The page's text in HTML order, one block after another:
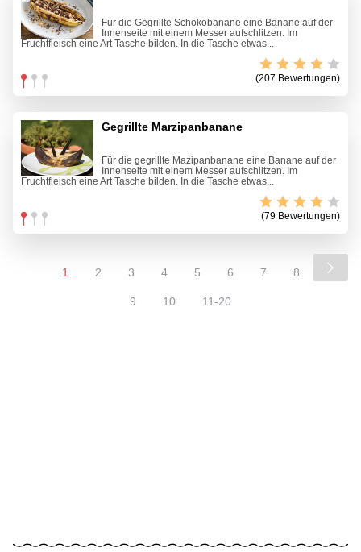
Für die Gegrillte Schokobanane eine Banane auf der
Innenseite mit einem Messer aufschlitzen. Im
Fruchtfleisch eine Art Tasche bilden. In die Tasche etwas...
(207 Bewertungen)
Gegrillte Marzipanbanane
Für die gegrillte Mazipanbanane eine Banane auf der
Innenseite mit einem Messer aufschlitzen. Im
Fruchtfleisch eine Art Tasche bilden. In die Tasche etwas...
(79 Bewertungen)
1 2 3 4 5 6 7 8
9 10 11-20